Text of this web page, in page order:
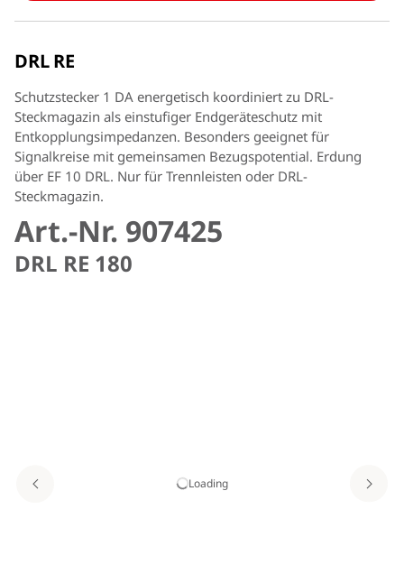
DRL RE
Schutzstecker 1 DA energetisch koordiniert zu DRL-
Steckmagazin als einstufiger Endgeräteschutz mit
Entkopplungsimpedanzen. Besonders geeignet für
Signalkreise mit gemeinsamen Bezugspotential. Erdung
über EF 10 DRL. Nur für Trennleisten oder DRL-
Steckmagazin.
Art.-Nr. 907425
DRL RE 180
Loading